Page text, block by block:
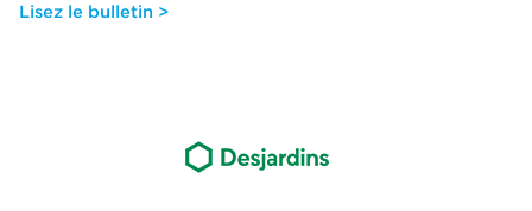
Lisez le bulletin >